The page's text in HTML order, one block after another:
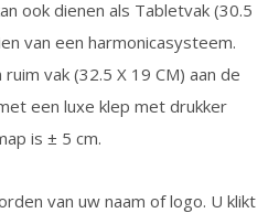
ook dienen als Tabletvak (30.5
van een harmonicasysteem.
vak (32.5 X 19 CM) aan de
een luxe klep met drukker
is ± 5 cm.
van uw naam of logo. U klikt